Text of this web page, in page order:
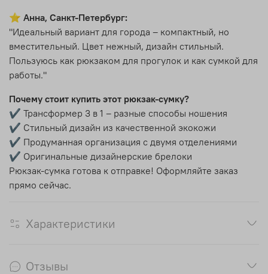
⭐ Анна, Санкт-Петербург:
"Идеальный вариант для города – компактный, но
вместительный. Цвет нежный, дизайн стильный.
Пользуюсь как рюкзаком для прогулок и как сумкой для
работы."
Почему стоит купить этот рюкзак-сумку?
✔ Трансформер 3 в 1 – разные способы ношения
✔ Стильный дизайн из качественной экокожи
✔ Продуманная организация с двумя отделениями
✔ Оригинальные дизайнерские брелоки
Рюкзак-сумка готова к отправке! Оформляйте заказ
прямо сейчас.
Характеристики
Отзывы